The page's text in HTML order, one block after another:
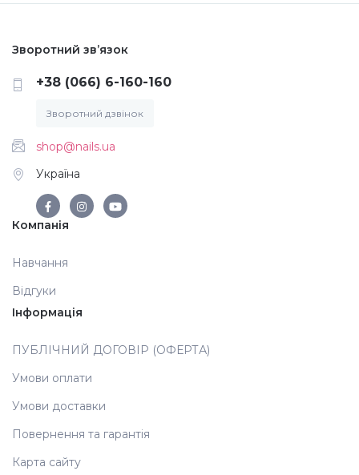
Фарби для розпису
Аксесуари
Зворотний зв’язок
+38 (066) 6-160-160
Зворотний дзвінок
shop@nails.ua
Україна
Компанія
Навчання
Відгуки
Інформація
ПУБЛІЧНИЙ ДОГОВІР (ОФЕРТА)
Умови оплати
Умови доставки
Повернення та гарантія
Карта сайту